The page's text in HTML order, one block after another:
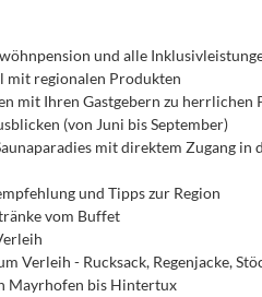
und alle
mit regionalen Produkten
mit Ihren Gastgebern zu herrlichen
(von Juni bis September)
mit direktem Zugang in
und Tipps zur Region
vom Buffet
Verleih - Rucksack, Regenjacke,
Mayrhofen bis Hintertux